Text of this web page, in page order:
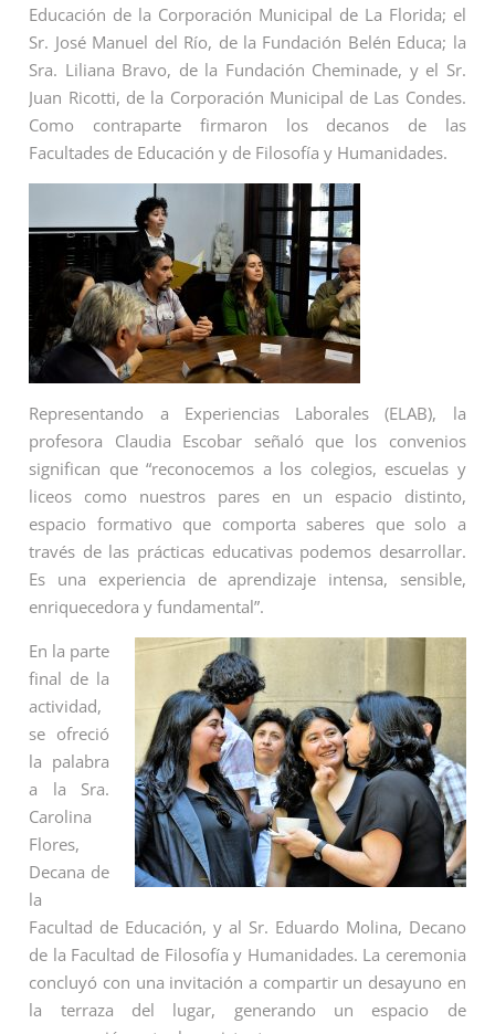
Educación de la Corporación Municipal de La Florida; el
Sr. José Manuel del Río, de la Fundación Belén Educa; la
Sra. Liliana Bravo, de la Fundación Cheminade, y el Sr.
Juan Ricotti, de la Corporación Municipal de Las Condes.
Como contraparte firmaron los decanos de las
Facultades de Educación y de Filosofía y Humanidades.
Representando a Experiencias Laborales (ELAB), la
profesora Claudia Escobar señaló que los convenios
significan que “reconocemos a los colegios, escuelas y
liceos como nuestros pares en un espacio distinto,
espacio formativo que comporta saberes que solo a
través de las prácticas educativas podemos desarrollar.
Es una experiencia de aprendizaje intensa, sensible,
enriquecedora y fundamental”.
En la parte
final de la
actividad,
se ofreció
la palabra
a la Sra.
Carolina
Flores,
Decana de
la
Facultad de Educación, y al Sr. Eduardo Molina, Decano
de la Facultad de Filosofía y Humanidades. La ceremonia
concluyó con una invitación a compartir un desayuno en
la terraza del lugar, generando un espacio de